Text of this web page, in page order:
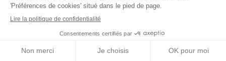
Nos engagements